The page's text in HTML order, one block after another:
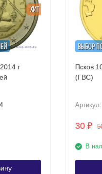
ХИТ
г
ВЫБОР
Псков
(ГВС)
Артикул:
30₽
В